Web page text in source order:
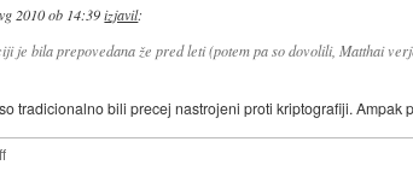
2010 ob 14:39 izjavil:
je bila prepovedana že pred leti (potem pa so dovolili, Matthai
tradicionalno bili precej nastrojeni proti kriptografiji.